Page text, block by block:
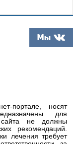
портале, носят
для
сайта не должны
рекомендаций.
лечения требует